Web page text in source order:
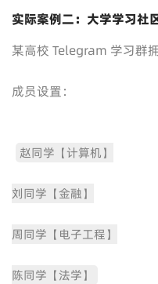
实际案例二：大学学习社
某高校 Telegram 学习群
成员设置：
赵同学【计算机】
刘同学【金融】
周同学【电子工程】
陈同学【法学】